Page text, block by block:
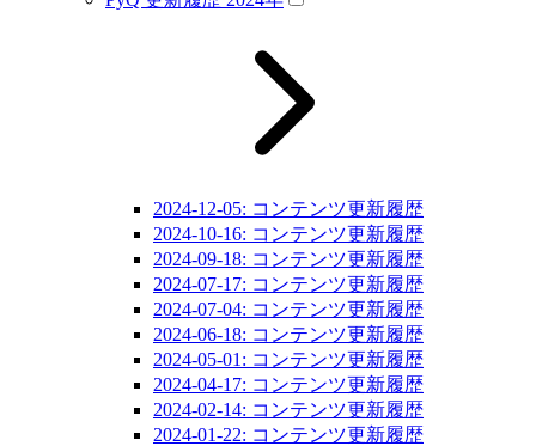
2024-12-05: コンテンツ更新履歴
2024-10-16: コンテンツ更新履歴
2024-09-18: コンテンツ更新履歴
2024-07-17: コンテンツ更新履歴
2024-07-04: コンテンツ更新履歴
2024-06-18: コンテンツ更新履歴
2024-05-01: コンテンツ更新履歴
2024-04-17: コンテンツ更新履歴
2024-02-14: コンテンツ更新履歴
2024-01-22: コンテンツ更新履歴